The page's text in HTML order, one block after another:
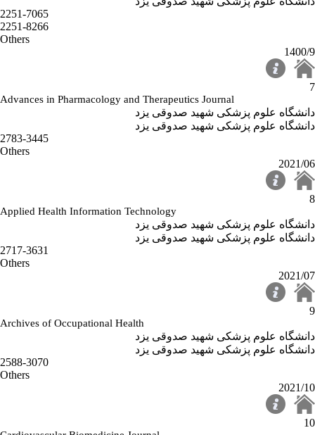
2251-7065
2251-8266
Others
1400/9
7
Advances in Pharmacology and Therapeutics Journal
دانشگاه علوم پزشکی شهید صدوقی یزد
دانشگاه علوم پزشکی شهید صدوقی یزد
2783-3445
Others
2021/06
8
Applied Health Information Technology
دانشگاه علوم پزشکی شهید صدوقی یزد
دانشگاه علوم پزشکی شهید صدوقی یزد
2717-3631
Others
2021/07
9
Archives of Occupational Health
دانشگاه علوم پزشکی شهید صدوقی یزد
دانشگاه علوم پزشکی شهید صدوقی یزد
2588-3070
Others
2021/10
10